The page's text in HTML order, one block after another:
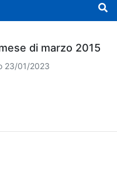
di marzo 2015
23/01/2023